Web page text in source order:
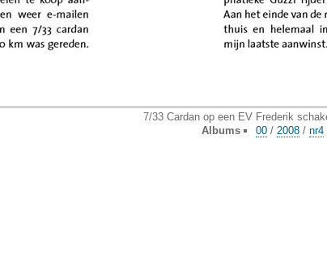
7/33 Cardan op een EV Frederik
Albums
00/ 2008/ nr4